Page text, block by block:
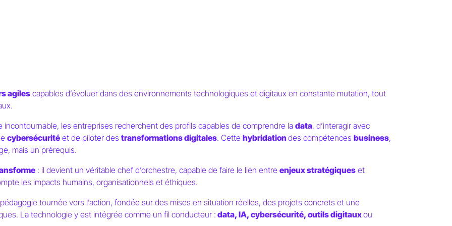
agiles capables d’évoluer dans des environnements technologiques et digitaux en constante mutation, tout
les entreprises recherchent des profils capables de comprendre la data, d’interagir avec
cybersécurité et de piloter des transformations digitales. Cette hybridation des compétences business,
mais un prérequis.
: il devient un véritable chef d’orchestre, capable de faire le lien entre enjeux stratégiques et
les impacts humains, organisationnels et éthiques.
tournée vers l’action, fondée sur des mises en situation réelles, des projets concrets et une
La technologie y est intégrée comme un fil conducteur : data, IA, cybersécurité, outils digitauxou